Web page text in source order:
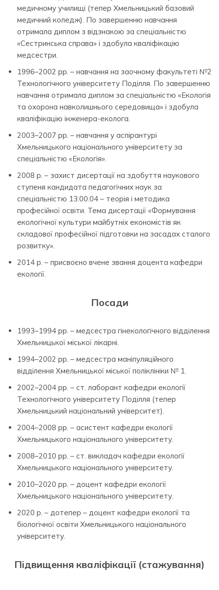
медичному училищі (тепер Хмельницький базовий
медичний коледж). По завершенню навчання
отримала диплом з відзнакою за спеціальністю
«Сестринська справа» і здобула кваліфікацію
медсестри.
1996–2002 рр. – навчання на заочному факультеті №2
Технологічного університету Поділля. По завершенню
навчання отримала диплом за спеціальністю «Екологія
та охорона навколишнього середовища» і здобула
кваліфікацію інженера-еколога.
2003–2007 рр. – навчання у аспірантурі
Хмельницького національного університету за
спеціальністю «Екологія».
2008 р. – захист дисертації на здобуття наукового
ступеня кандидата педагогічних наук за
спеціальністю 13.00.04 – теорія і методика
професійної освіти. Тема дисертації «Формування
екологічної культури майбутніх економістів як
складової професійної підготовки на засадах сталого
розвитку».
2014 р. – присвоєно вчене звання доцента кафедри
екології.
Посади
1993–1994 рр. – медсестра гінекологічного відділення
Хмельницької міської лікарні.
1994–2002 рр. – медсестра маніпуляційного
відділення Хмельницької міської поліклініки № 1.
2002–2004 рр. – ст. лаборант кафедри екології
Технологічного університету Поділля (тепер
Хмельницький національний університет).
2004–2008 рр. – асистент кафедри екології
Хмельницького національного університету.
2008–2010 рр. – ст. викладач кафедри екології
Хмельницького національного університету.
2010–2020 рр. – доцент кафедри екології
Хмельницького національного університету.
2020 р. – дотепер – доцент кафедри екології та
біологічної освіти Хмельницького національного
університету.
Підвищення кваліфікації (стажування)